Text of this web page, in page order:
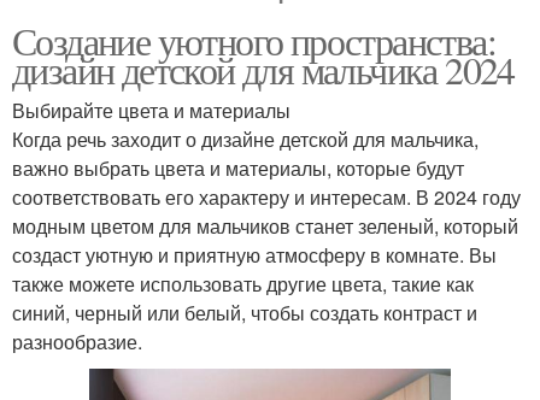
Создание уютного пространства:
дизайн детской для мальчика 2024
Выбирайте цвета и материалы
Когда речь заходит о дизайне детской для мальчика,
важно выбрать цвета и материалы, которые будут
соответствовать его характеру и интересам. В 2024 году
модным цветом для мальчиков станет зеленый, который
создаст уютную и приятную атмосферу в комнате. Вы
также можете использовать другие цвета, такие как
синий, черный или белый, чтобы создать контраст и
разнообразие.